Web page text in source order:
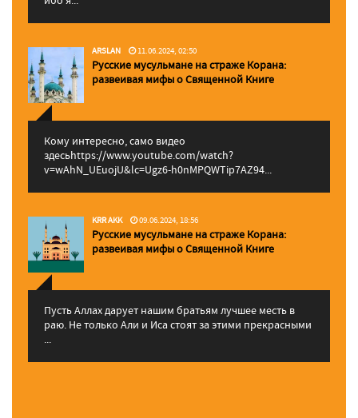
ARSLAN 11.06.2024, 02:50
Русские мусульмане на страже Корана:
pазвеивая мифы о Священной Книге
Кому интересно, само видео
здесьhttps://www.youtube.com/watch?
v=wAhN_UEuojU&lc=Ugz6-h0nMPQWTip7AZ94...
KRR AKK 09.06.2024, 18:56
Русские мусульмане на страже Корана:
pазвеивая мифы о Священной Книге
Пусть Аллах дарует нашим братьям лучшее месть в
раю. Не только Али и Иса стоят за этими прекрасными
...